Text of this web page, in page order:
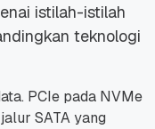
istilah-istilah
teknologi
PCIe pada NVMe
SATA yang